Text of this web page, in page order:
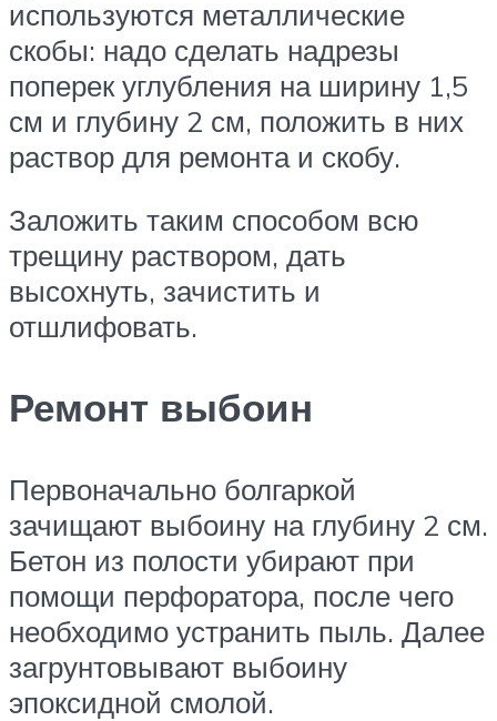
используются металлические
скобы: надо сделать надрезы
поперек углубления на ширину 1,5
см и глубину 2 см, положить в них
раствор для ремонта и скобу.
Заложить таким способом всю
трещину раствором, дать
высохнуть, зачистить и
отшлифовать.
Ремонт выбоин
Первоначально болгаркой
зачищают выбоину на глубину 2 см.
Бетон из полости убирают при
помощи перфоратора, после чего
необходимо устранить пыль. Далее
загрунтовывают выбоину
эпоксидной смолой.